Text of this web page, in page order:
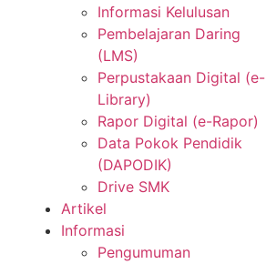
Informasi Kelulusan
Pembelajaran Daring
(LMS)
Perpustakaan Digital (e-
Library)
Rapor Digital (e-Rapor)
Data Pokok Pendidik
(DAPODIK)
Drive SMK
Artikel
Informasi
Pengumuman